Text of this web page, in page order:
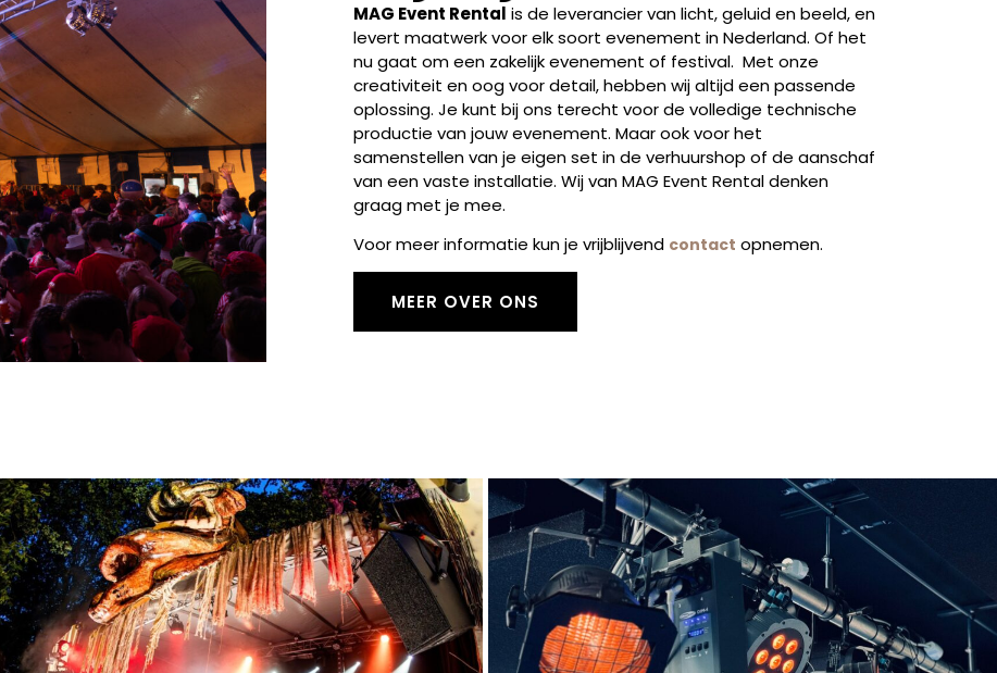
MAG Event Rental is de leverancier van licht, geluid en beeld, en
levert maatwerk voor elk soort evenement in Nederland. Of het
nu gaat om een zakelijk evenement of festival. Met onze
creativiteit en oog voor detail, hebben wij altijd een passende
oplossing. Je kunt bij ons terecht voor de volledige technische
productie van jouw evenement. Maar ook voor het
samenstellen van je eigen set in de verhuurshop of de aanschaf
van een vaste installatie. Wij van MAG Event Rental denken
graag met je mee.
Voor meer informatie kun je vrijblijvend contact opnemen.
MEER OVER ONS
Producties
Jouw evenement volledig technisch ontzorgd? Lees hier
hoe wij van MAG Event Rental binnen onze producties te
werk gaan.
Installaties
Bekijk hier hoe MAG Event Rental jouw vaste licht- &
geluidsinstallatie volledig op maat kan aanleggen en
onderhouden.